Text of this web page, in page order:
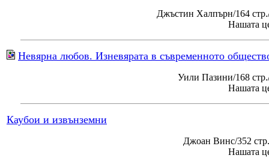
Джъстин Халпърн/164
Нашата
Невярна любов. Изневярата в съвременното
Уили Пазини/168
Нашата
Каубои и извънземни
Джоан Винс/352
Нашата